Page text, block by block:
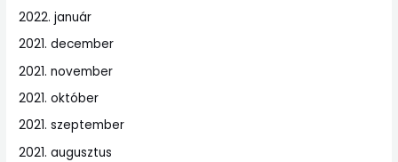
2022. január
2021. december
2021. november
2021. október
2021. szeptember
2021. augusztus